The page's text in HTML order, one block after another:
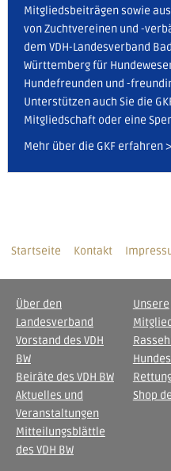
Mitgliedsbeiträgen sowie
von Zuchtvereinen und -
dem VDH-Landesverband
Württemberg für
Hundefreunden und -
Unterstützen auch Sie die
Mitgliedschaft oder eine
Mehr über die GKF erfahren
Startseite Kontakt
Über den
Landesverband
Vorstand des VDH
BW
Beiräte des VDH BW
Aktuelles und
Veranstaltungen
Mitteilungsblättle
des VDH BW
Unsere
Shop